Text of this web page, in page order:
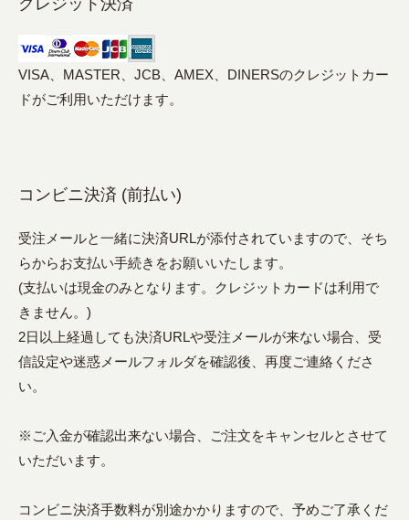
クレジット決済
VISA、MASTER、JCB、AMEX、DINERSのクレジットカー
ドがご利用いただけます。
コンビニ決済 (前払い)
受注メールと一緒に決済URLが添付されていますので、そち
らからお支払い手続きをお願いいたします。
(支払いは現金のみとなります。クレジットカードは利用で
きません。)
2日以上経過しても決済URLや受注メールが来ない場合、受
信設定や迷惑メールフォルダを確認後、再度ご連絡くださ
い。
※ご入金が確認出来ない場合、ご注文をキャンセルとさせて
いただいます。
コンビニ決済手数料が別途かかりますので、予めご了承くだ